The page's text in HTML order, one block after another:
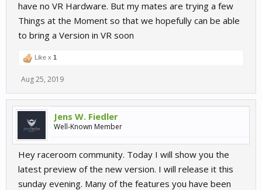
have no VR Hardware. But my mates are trying a few
Things at the Moment so that we hopefully can be able
to bring a Version in VR soon
Like x 1
Aug 25, 2019
Jens W. Fiedler
Well-Known Member
Hey raceroom community. Today I will show you the
latest preview of the new version. I will release it this
sunday evening. Many of the features you have been